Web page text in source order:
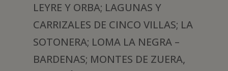
LEYRE Y ORBA; LAGUNAS Y
CARRIZALES DE CINCO VILLAS; LA
SOTONERA; LOMA LA NEGRA –
BARDENAS; MONTES DE ZUERA,